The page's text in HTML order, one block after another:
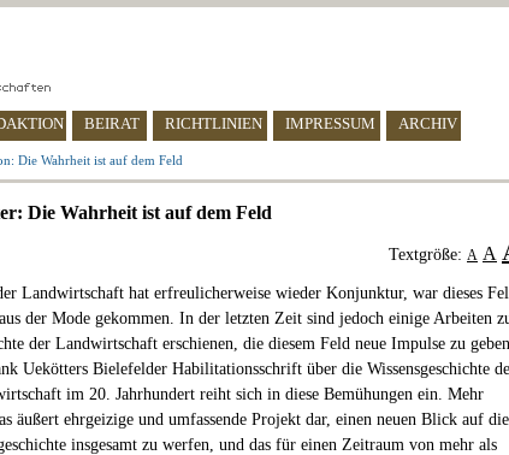
BEIRAT RICHTLINIEN IMPRESSUM ARCHIV
Die Wahrheit ist auf dem Feld
Die Wahrheit ist auf dem Feld
Textgröße: A A
Landwirtschaft hat erfreulicherweise wieder Konjunktur, war dieses
der Mode gekommen. In der letzten Zeit sind jedoch einige Arbeiten
der Landwirtschaft erschienen, die diesem Feld neue Impulse zu geben
Uekötters Bielefelder Habilitationsschrift über die Wissensgeschichte
im 20. Jahrhundert reiht sich in diese Bemühungen ein. Mehr
äußert ehrgeizige und umfassende Projekt dar, einen neuen Blick auf die
insgesamt zu werfen, und das für einen Zeitraum von mehr als